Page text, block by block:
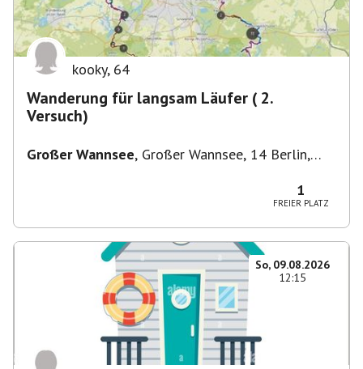
kooky, 64
Wanderung für langsam Läufer ( 2.
Versuch)
Großer Wannsee, Großer Wannsee, 14 Berlin,
1
FREIER PLATZ
So, 09.08.2026
12:15